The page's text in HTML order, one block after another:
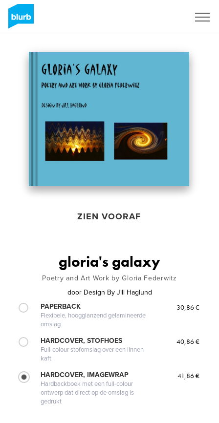
ZIEN VOORAF
gloria's galaxy
Poetry and Art Work by Gloria Federwitz
door Design By Jill Haglund
PAPERBACK
Flexibele, hoogglanzend gelamineerde
omslag
30,86 €
HARDCOVER, STOFHOES
Full-colour stofomslag over een linnen
kaft
40,86 €
HARDCOVER, IMAGEWRAP
Hardbackboek met een full-colour
ontwerp dat direct op de omslag is
gedrukt
41,86 €